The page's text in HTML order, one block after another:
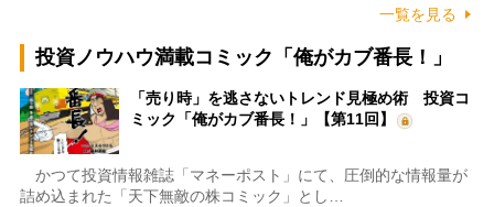
一覧を見る
投資ノウハウ満載コミック「俺がカブ番長！」
「売り時」を逃さないトレンド見極め術 投資コ
ミック「俺がカブ番長！」【第11回】
かつて投資情報雑誌「マネーポスト」にて、圧倒的な情報量が
詰め込まれた「天下無敵の株コミック」とし…